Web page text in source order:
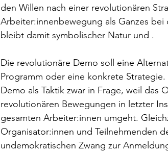
den Willen nach einer revolutionären
Arbeiter:innenbewegung als Ganzes
bleibt damit symbolischer Natur und .
Die revolutionäre Demo soll eine
Programm oder eine konkrete
Demo als Taktik zwar in Frage, weil das
revolutionären Bewegungen in letzter
gesamten Arbeiter:innen umgeht.
Organisator:innen und Teilnehmenden
undemokratischen Zwang zur